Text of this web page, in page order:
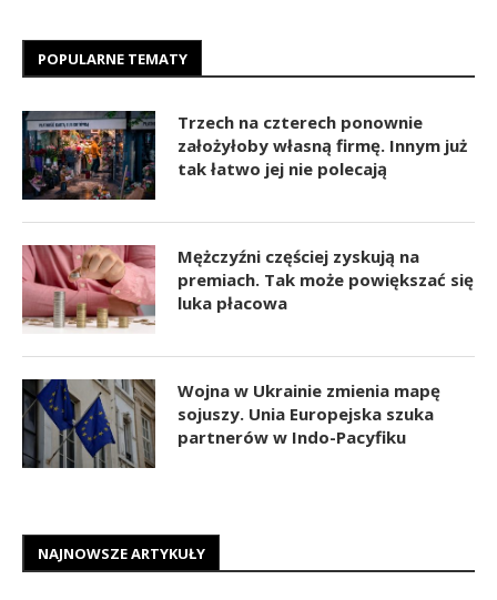
POPULARNE TEMATY
Trzech na czterech ponownie
założyłoby własną firmę. Innym już
tak łatwo jej nie polecają
Mężczyźni częściej zyskują na
premiach. Tak może powiększać się
luka płacowa
Wojna w Ukrainie zmienia mapę
sojuszy. Unia Europejska szuka
partnerów w Indo-Pacyfiku
NAJNOWSZE ARTYKUŁY